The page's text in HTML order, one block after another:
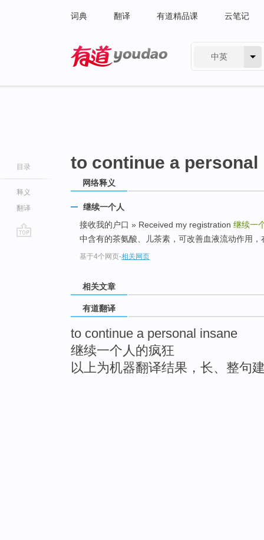
词典 翻译 有道精品课 云笔记
中英
目录
释义
翻译
to continue a personal
网络释义
继续一个人
接收我的户口 » Received my registration 继续一
中含有的茶氨酸、儿茶素，可改善血液流动作用
基于4个网页-相关网页
相关文章
有道翻译
to continue a personal insane
继续一个人的疯狂
以上为机器翻译结果，长、整句